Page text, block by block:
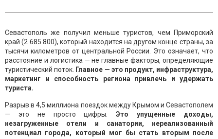
Севастополь же получил меньше туристов, чем Приморский
край (2 685 800), который находится на другом конце страны, за
тысячи километров от центральной России. Это означает, что
расстояние и логистика — не главные факторы, определяющие
туристический поток. Главное — это продукт, инфраструктура,
маркетинг и способность региона привлечь и удержать
туриста.
Разрыв в 4,5 миллиона поездок между Крымом и Севастополем
— это не просто цифры.Это упущенные доходы,
незагруженные отели и санатории, нереализованный
потенциал города, который мог бы стать вторым после